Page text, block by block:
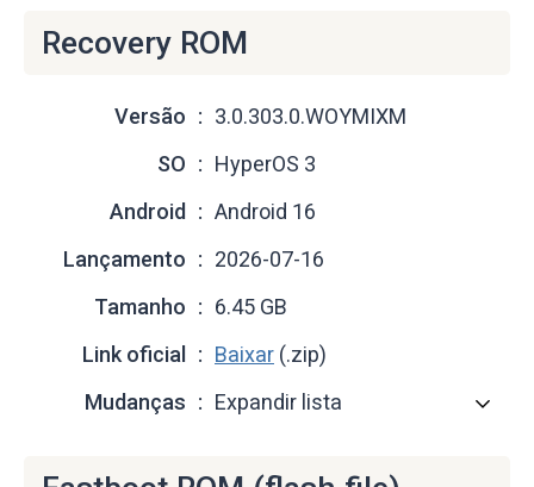
Recovery ROM
Versão
3.0.303.0.WOYMIXM
SO
HyperOS 3
Android
Android 16
Lançamento
2026-07-16
Tamanho
6.45 GB
Link oficial
Baixar (.zip)
Mudanças
Expandir lista